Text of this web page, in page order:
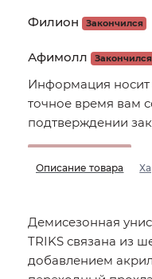
Филион Закончился
Афимолл Закончился
Информация носит
точное время вам
подтверждении
Описание товара
Демисезонная
TRIKS связана из
добавлением